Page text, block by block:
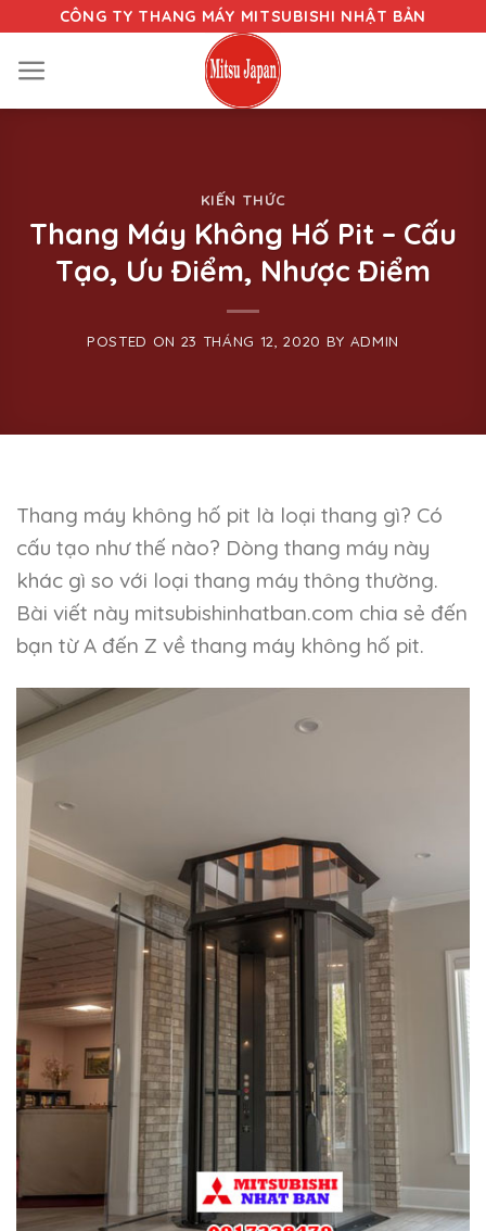
content
CÔNG TY THANG MÁY MITSUBISHI NHẬT BẢN
KIẾN THỨC
Thang Máy Không Hố Pit – Cấu
Tạo, Ưu Điểm, Nhược Điểm
POSTED ON 23 THÁNG 12, 2020 BY ADMIN
Thang máy không hố pit là loại thang gì? Có
cấu tạo như thế nào? Dòng thang máy này
khác gì so với loại thang máy thông thường.
Bài viết này mitsubishinhatban.com chia sẻ đến
bạn từ A đến Z về thang máy không hố pit.